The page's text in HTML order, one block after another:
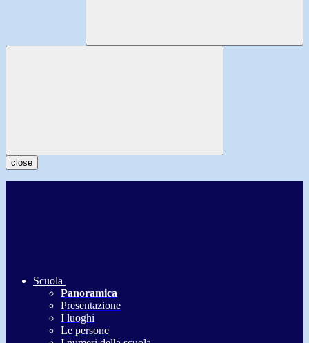
close
Scuola
Panoramica
Presentazione
I luoghi
Le persone